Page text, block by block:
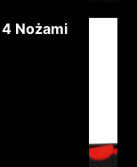
Nożami